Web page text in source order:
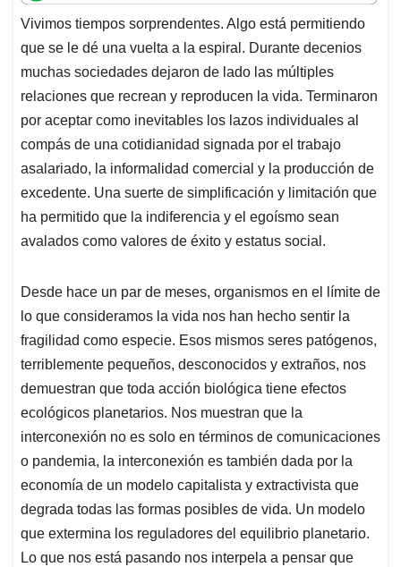
t
s
A
p
p
e
b
o
o
k
k
e
d
I
n
i
l
e
a
d
s
Vivimos tiempos sorprendentes. Algo está permitiendo
que se le dé una vuelta a la espiral. Durante decenios
muchas sociedades dejaron de lado las múltiples
relaciones que recrean y reproducen la vida. Terminaron
por aceptar como inevitables los lazos individuales al
compás de una cotidianidad signada por el trabajo
asalariado, la informalidad comercial y la producción de
excedente. Una suerte de simplificación y limitación que
ha permitido que la indiferencia y el egoísmo sean
avalados como valores de éxito y estatus social.
Desde hace un par de meses, organismos en el límite de
lo que consideramos la vida nos han hecho sentir la
fragilidad como especie. Esos mismos seres patógenos,
terriblemente pequeños, desconocidos y extraños, nos
demuestran que toda acción biológica tiene efectos
ecológicos planetarios. Nos muestran que la
interconexión no es solo en términos de comunicaciones
o pandemia, la interconexión es también dada por la
economía de un modelo capitalista y extractivista que
degrada todas las formas posibles de vida. Un modelo
que extermina los reguladores del equilibrio planetario.
Lo que nos está pasando nos interpela a pensar que